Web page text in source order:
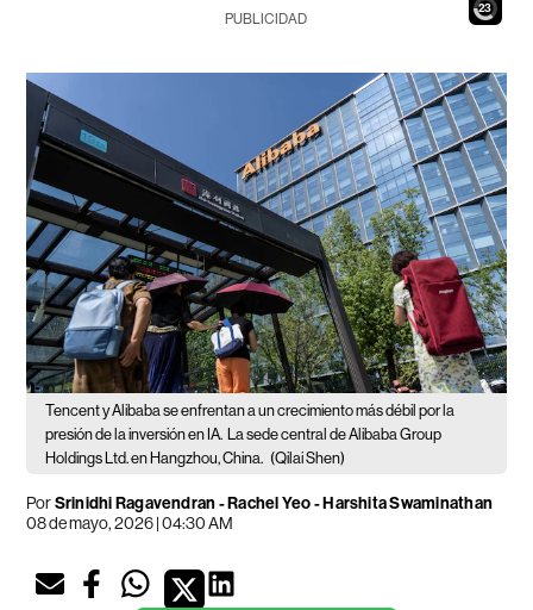
21
PUBLICIDAD
Tencent y Alibaba se enfrentan a un crecimiento más débil por la
presión de la inversión en IA.
La sede central de Alibaba Group
Holdings Ltd. en Hangzhou, China. (Qilai Shen)
PorSrinidhi Ragavendran - Rachel Yeo - Harshita Swaminathan
08 de mayo, 2026 | 04:30 AM